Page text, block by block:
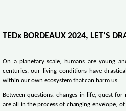
TEDx BORDEAUX 2024, LET’S
On a planetary scale, humans are young
centuries, our living conditions have
within our own ecosystem that can harm us.
Between questions, changes in life, quest
are all in the process of changing envelope,